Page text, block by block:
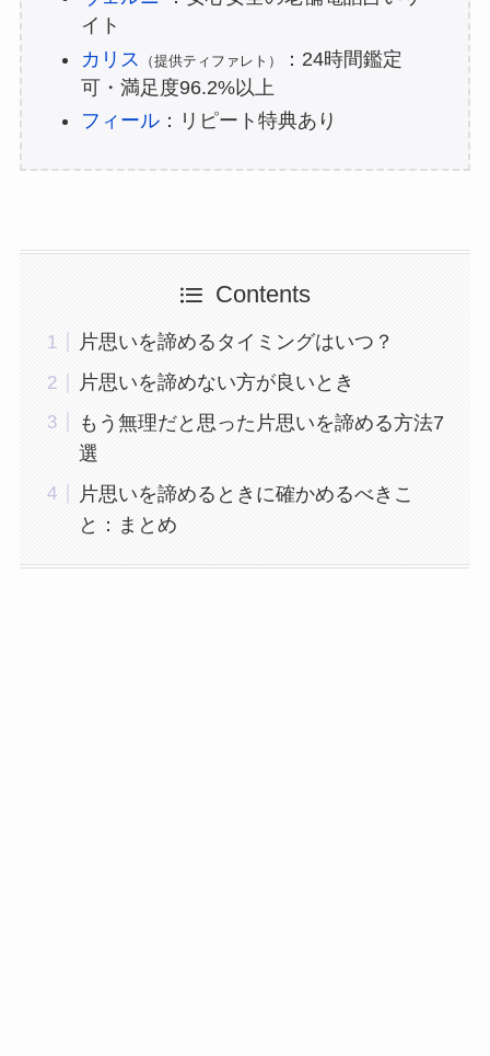
イト
カリス
（提供ティファレト）
：24時間鑑定
可・満足度96.2%以上
フィール：リピート特典あり
Contents
片思いを諦めるタイミングはいつ？
片思いを諦めない方が良いとき
もう無理だと思った片思いを諦める方法7
選
片思いを諦めるときに確かめるべきこ
と：まとめ